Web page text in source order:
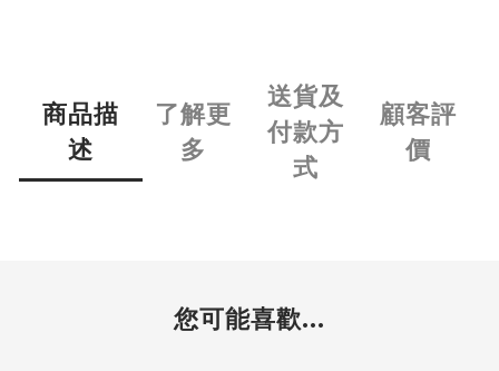
商品描
述
了解更
多
送貨及
付款方
式
顧客評
價
您可能喜歡...